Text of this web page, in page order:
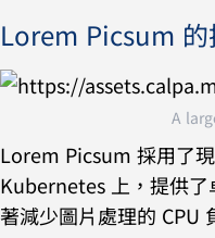
Lorem Picsum
A
Lorem Picsum 採用了
Kubernetes 上，提供了
著減少圖片處理的 CPU